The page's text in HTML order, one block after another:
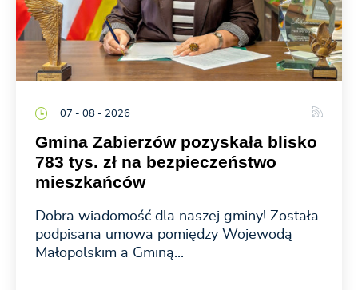
07 - 08 - 2026
Gmina Zabierzów pozyskała blisko
783 tys. zł na bezpieczeństwo
mieszkańców
Dobra wiadomość dla naszej gminy! Została
podpisana umowa pomiędzy Wojewodą
Małopolskim a Gminą...